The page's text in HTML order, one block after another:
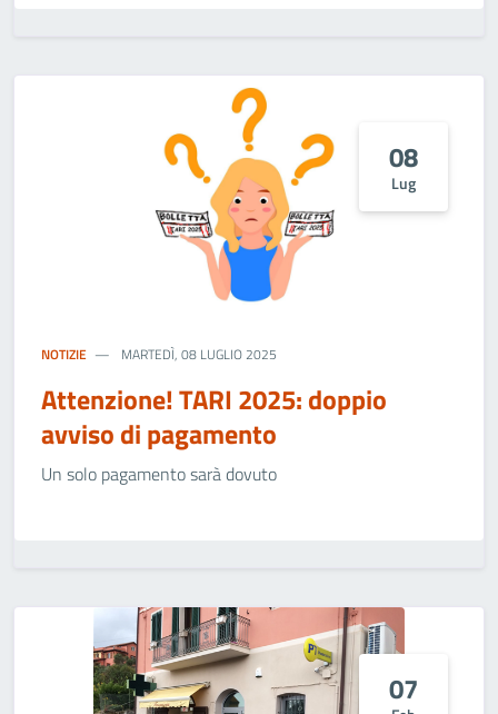
08
Lug
NOTIZIE MARTEDÌ, 08 LUGLIO 2025
Attenzione! TARI 2025: doppio
avviso di pagamento
Un solo pagamento sarà dovuto
07